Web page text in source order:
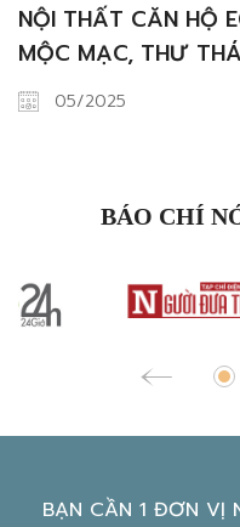
NỘI THẤT CĂN HỘ
MỘC MẠC, THƯ
05/2025
BÁO CHÍ
BẠN CẦN 1 ĐƠN VỊ